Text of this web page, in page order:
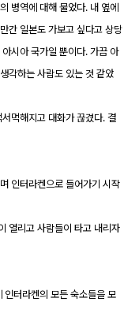
병역에 대해 물었다. 내 옆에
간 일본도 가보고 싶다고 상당
시아 국가일 뿐이다. 가끔 아
각하는 사람도 있는 것 같았
먹해지고 대화가 끊겼다. 결
인터라켄으로 들어가기 시작
열리고 사람들이 타고 내리자
인터라켄의 모든 숙소들을 모